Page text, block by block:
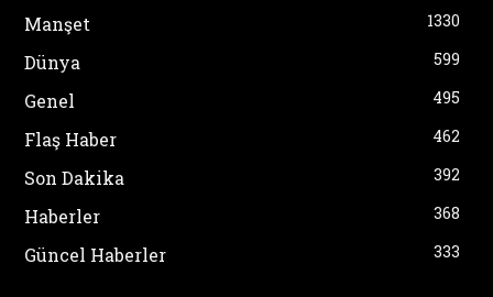
Manşet 1330
Dünya 599
Genel 495
Flaş Haber 462
Son Dakika 392
Haberler 368
Güncel Haberler 333